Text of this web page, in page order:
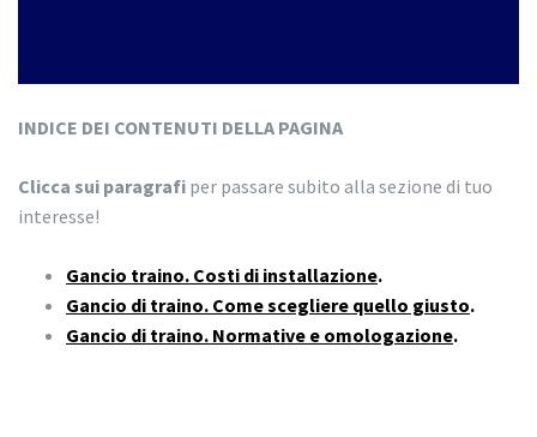
INDICE DEI CONTENUTI DELLA PAGINA
Clicca sui paragrafi per passare subito alla sezione di tuo
interesse!
Gancio traino. Costi di installazione.
Gancio di traino. Come scegliere quello giusto.
Gancio di traino. Normative e omologazione.